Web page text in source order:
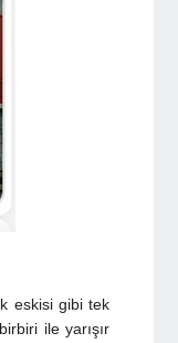
eskisi gibi tek
ile yarışır